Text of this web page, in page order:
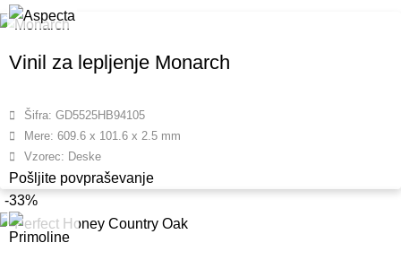
Vinil za lepljenje Monarch
Šifra: GD5525HB94105
Mere: 609.6 x 101.6 x 2.5 mm
Vzorec: Deske
Pošljite povpraševanje
-33%